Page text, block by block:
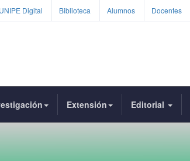
UNIPE Digital Biblioteca Alumnos Docentes
Extensión Editorial